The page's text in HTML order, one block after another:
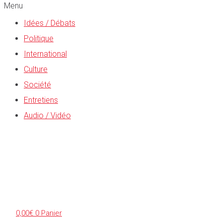
Menu
Idées / Débats
Politique
International
Culture
Société
Entretiens
Audio / Vidéo
0,00€ 0 Panier